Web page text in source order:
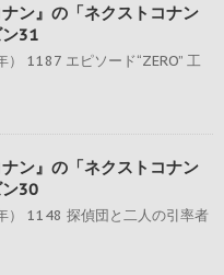
ン』の「ネクストコナン
31
1187 エピソード“ZERO” 工
ン』の「ネクストコナン
30
） 1148 探偵団と二人の引率者